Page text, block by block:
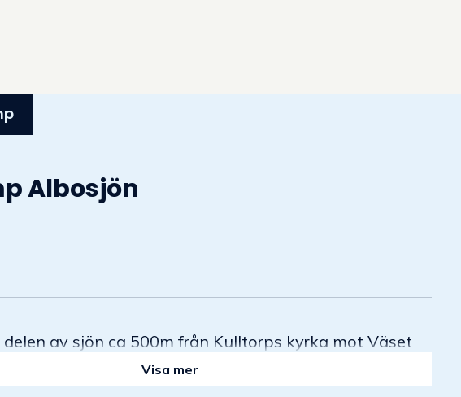
Albosjön
av sjön ca 500m från Kulltorps kyrka mot Väset
Visa mer